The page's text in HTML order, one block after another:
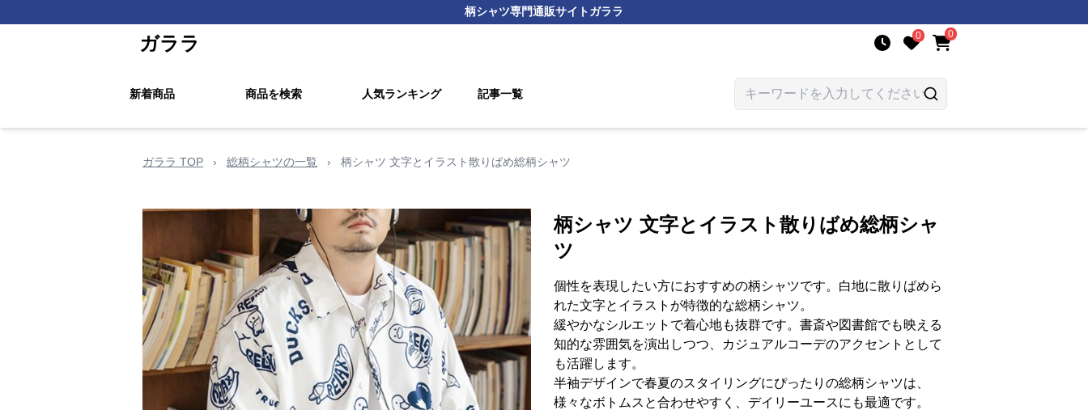
柄シャツ専門通販サイトガララ
ガララ 0 0
新着商品 商品を検索 人気ランキング 記事一覧
ガララ TOP › 総柄シャツの一覧 › 柄シャツ 文字とイラスト散りばめ総柄シャツ
柄シャツ 文字とイラスト散りばめ総柄シャ
ツ
個性を表現したい方におすすめの柄シャツです。白地に散りばめら
れた文字とイラストが特徴的な総柄シャツ。
緩やかなシルエットで着心地も抜群です。書斎や図書館でも映える
知的な雰囲気を演出しつつ、カジュアルコーデのアクセントとして
も活躍します。
半袖デザインで春夏のスタイリングにぴったりの総柄シャツは、
様々なボトムスと合わせやすく、デイリーユースにも最適です。